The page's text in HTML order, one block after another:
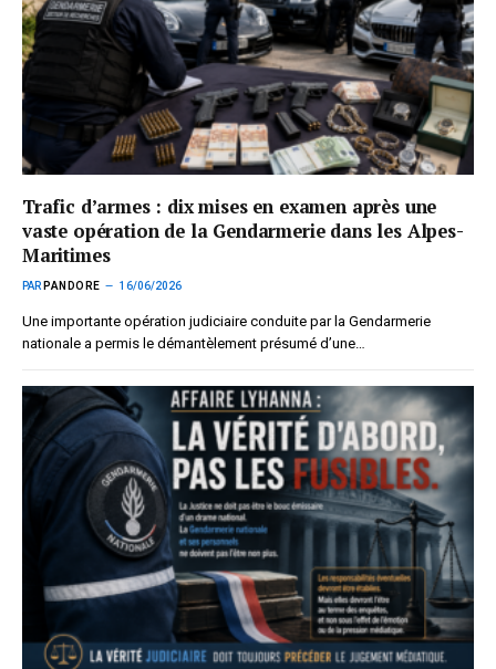
Trafic d’armes : dix mises en examen après une
vaste opération de la Gendarmerie dans les Alpes-
Maritimes
PAR PANDORE 16/06/2026
Une importante opération judiciaire conduite par la Gendarmerie
nationale a permis le démantèlement présumé d’une…